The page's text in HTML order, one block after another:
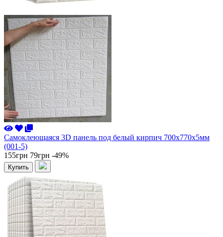
Самоклеющаяся 3D панель под белый кирпич 700x770x5мм
(001-5)
155грн 79грн -49%
Купить